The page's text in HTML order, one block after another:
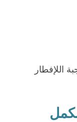
اللإفطار